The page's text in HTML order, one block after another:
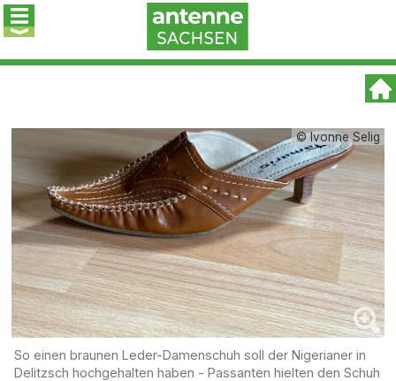
© Ivonne Selig
So einen braunen Leder-Damenschuh soll der Nigerianer in
Delitzsch hochgehalten haben - Passanten hielten den Schuh